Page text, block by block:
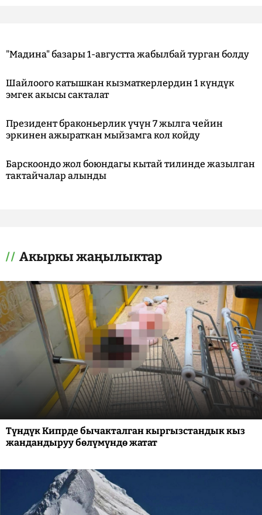
"Мадина" базары 1-августта жабылбай турган болду
Шайлоого катышкан кызматкерлердин 1 күндүк
эмгек акысы сакталат
Президент браконьерлик үчүн 7 жылга чейин
эркинен ажыраткан мыйзамга кол койду
Барскоондо жол боюндагы кытай тилинде жазылган
тактайчалар алынды
Акыркы жаңылыктар
Түндүк Кипрде бычакталган кыргызстандык кыз
жандандыруу бөлүмүндө жатат